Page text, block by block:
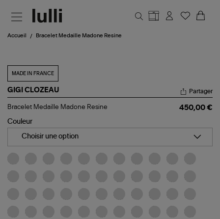
Accueil Bracelet Medaille Madone Resine
MADE IN FRANCE
GIGI CLOZEAU
Bracelet
Madone
Resine
Partager
Bracelet Medaille Madone Resine
450,00 €
Couleur
Choisir une option